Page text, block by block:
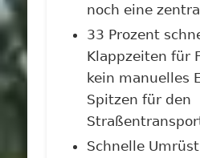
noch eine
33 Prozent
Klappzeiten für
kein manuelles
Spitzen für den
Schnelle